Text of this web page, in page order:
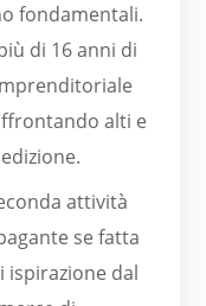
fondamentali.
di 16 anni di
alti e
attività
se fatta
ispirazione dal